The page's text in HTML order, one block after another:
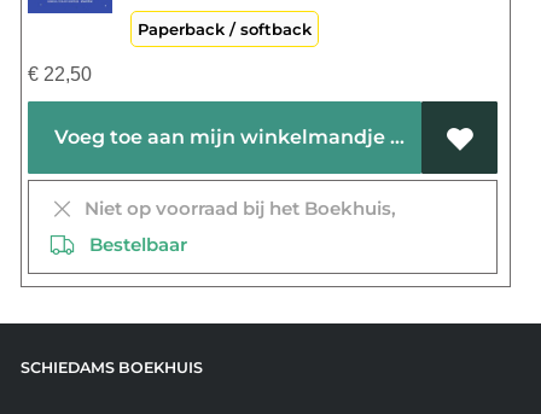
Paperback / softback
€22,50
Voeg toe aan mijn winkelmandje
Niet op voorraad bij het Boekhuis,
Bestelbaar
SCHIEDAMS BOEKHUIS